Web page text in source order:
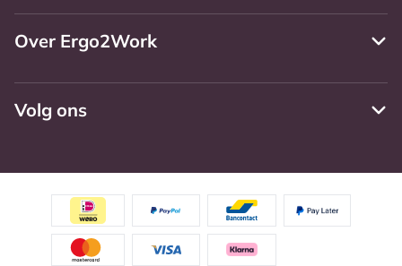
Over Ergo2Work
Volg ons